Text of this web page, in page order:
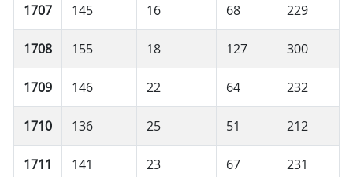
1707 145 16 68 229
1708 155 18 127 300
1709 146 22 64 232
1710 136 25 51 212
1711 141 23 67 231